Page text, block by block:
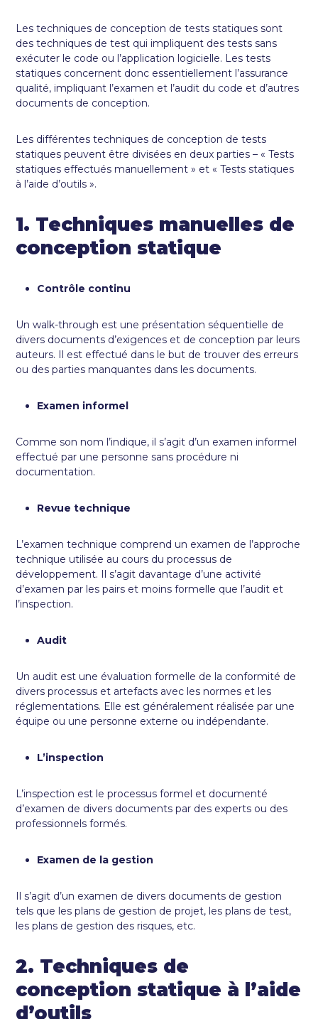
Les techniques de conception de tests statiques sont
des techniques de test qui impliquent des tests sans
exécuter le code ou l’application logicielle. Les tests
statiques concernent donc essentiellement l’assurance
qualité, impliquant l’examen et l’audit du code et d’autres
documents de conception.
Les différentes techniques de conception de tests
statiques peuvent être divisées en deux parties – « Tests
statiques effectués manuellement » et « Tests statiques
à l’aide d’outils ».
1. Techniques manuelles de
conception statique
Contrôle continu
Un walk-through est une présentation séquentielle de
divers documents d’exigences et de conception par leurs
auteurs. Il est effectué dans le but de trouver des erreurs
ou des parties manquantes dans les documents.
Examen informel
Comme son nom l’indique, il s’agit d’un examen informel
effectué par une personne sans procédure ni
documentation.
Revue technique
L’examen technique comprend un examen de l’approche
technique utilisée au cours du processus de
développement. Il s’agit davantage d’une activité
d’examen par les pairs et moins formelle que l’audit et
l’inspection.
Audit
Un audit est une évaluation formelle de la conformité de
divers processus et artefacts avec les normes et les
réglementations. Elle est généralement réalisée par une
équipe ou une personne externe ou indépendante.
L’inspection
L’inspection est le processus formel et documenté
d’examen de divers documents par des experts ou des
professionnels formés.
Examen de la gestion
Il s’agit d’un examen de divers documents de gestion
tels que les plans de gestion de projet, les plans de test,
les plans de gestion des risques, etc.
2. Techniques de
conception statique à l’aide
d’outils